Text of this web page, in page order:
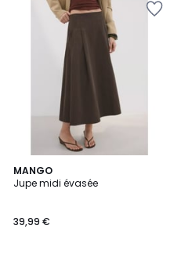
MANGO
Jupe midi évasée
39,99 €
2
Couleurs